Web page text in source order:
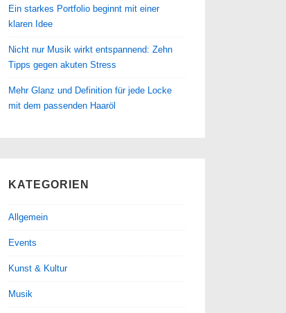
Ein starkes Portfolio beginnt mit einer
klaren Idee
Nicht nur Musik wirkt entspannend: Zehn
Tipps gegen akuten Stress
Mehr Glanz und Definition für jede Locke
mit dem passenden Haaröl
KATEGORIEN
Allgemein
Events
Kunst & Kultur
Musik